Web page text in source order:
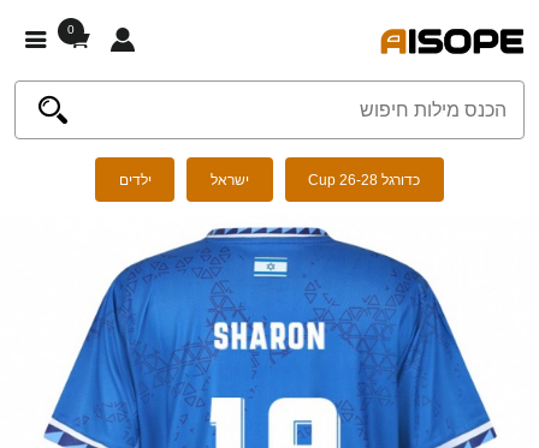
0
כדורגל Cup 26-28 ישראל ילדים